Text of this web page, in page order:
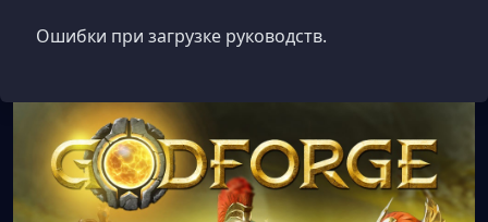
Ошибки при загрузке руководств.